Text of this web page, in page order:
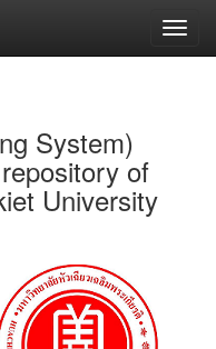
System)
of
University